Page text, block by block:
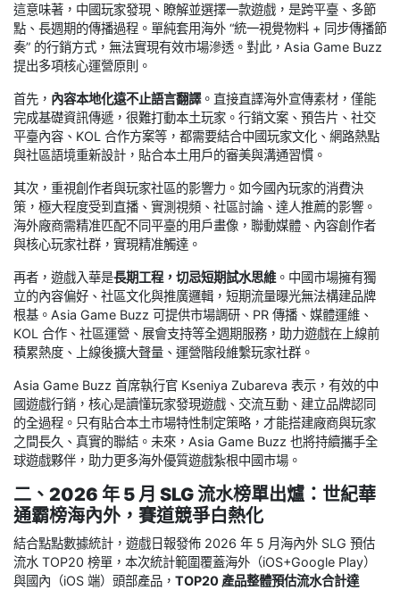
這意味著，中國玩家發現、瞭解並選擇一款遊戲，是跨平臺、多節
點、長週期的傳播過程。單純套用海外 “統一視覺物料 + 同步傳播節
奏” 的行銷方式，無法實現有效市場滲透。對此，Asia Game Buzz
提出多項核心運營原則。
首先， 內容本地化遠不止語言翻譯。直接直譯海外宣傳素材，僅能
完成基礎資訊傳遞，很難打動本土玩家。行銷文案、預告片、社交
平臺內容、KOL 合作方案等，都需要結合中國玩家文化、網路熱點
與社區語境重新設計，貼合本土用戶的審美與溝通習慣。
其次，重視創作者與玩家社區的影響力。如今國內玩家的消費決
策，極大程度受到直播、實測視頻、社區討論、達人推薦的影響。
海外廠商需精准匹配不同平臺的用戶畫像，聯動媒體、內容創作者
與核心玩家社群，實現精准觸達。
再者，遊戲入華是長期工程，切忌短期試水思維 。中國市場擁有獨
立的內容偏好、社區文化與推廣邏輯，短期流量曝光無法構建品牌
根基。Asia Game Buzz 可提供市場調研、PR 傳播、媒體運維、
KOL 合作、社區運營、展會支持等全週期服務，助力遊戲在上線前
積累熱度、上線後擴大聲量、運營階段維繫玩家社群。
Asia Game Buzz 首席執行官 Kseniya Zubareva 表示，有效的中
國遊戲行銷，核心是讀懂玩家發現遊戲、交流互動、建立品牌認同
的全過程。只有貼合本土市場特性制定策略，才能搭建廠商與玩家
之間長久、真實的聯結。未來，Asia Game Buzz 也將持續攜手全
球遊戲夥伴，助力更多海外優質遊戲紮根中國市場。
二、2026 年 5 月 SLG 流水榜單出爐：世紀華
通霸榜海內外，賽道競爭白熱化
結合點點數據統計，遊戲日報發佈 2026 年 5 月海內外 SLG 預估
流水 TOP20 榜單，本次統計範圍覆蓋海外（iOS+Google Play）
與國內（iOS 端）頭部產品， TOP20 產品整體預估流水合計達